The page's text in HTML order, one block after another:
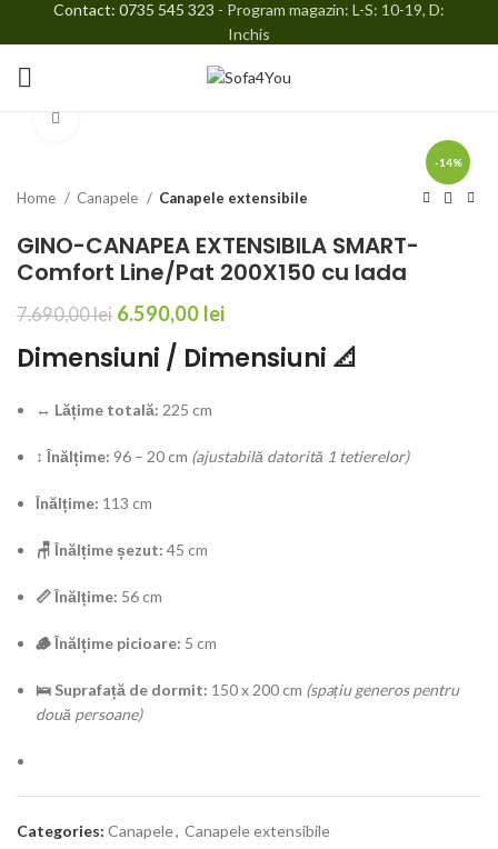
-14%
Home Canapele Canapele extensibile
GINO-CANAPEA EXTENSIBILA SMART-
Comfort Line/Pat 200X150 cu lada
7.690,00lei 6.590,00 lei
Dimensiuni / Dimensiuni 📐
↔️ Lățime totală: 225 cm
↕️ Înălțime: 96 – 20 cm (ajustabilă datorită 1 tetierelor)
Înălțime: 113 cm
🪑 Înălțime șezut: 45 cm
📏 Înălțime: 56 cm
🪵 Înălțime picioare: 5 cm
🛌 Suprafață de dormit: 150 x 200 cm (spațiu generos pentru
două persoane)
Categories: Canapele, Canapele extensibile
Contact: 0735 545 323 - Program magazin: L-S: 10-19, D:
Inchis